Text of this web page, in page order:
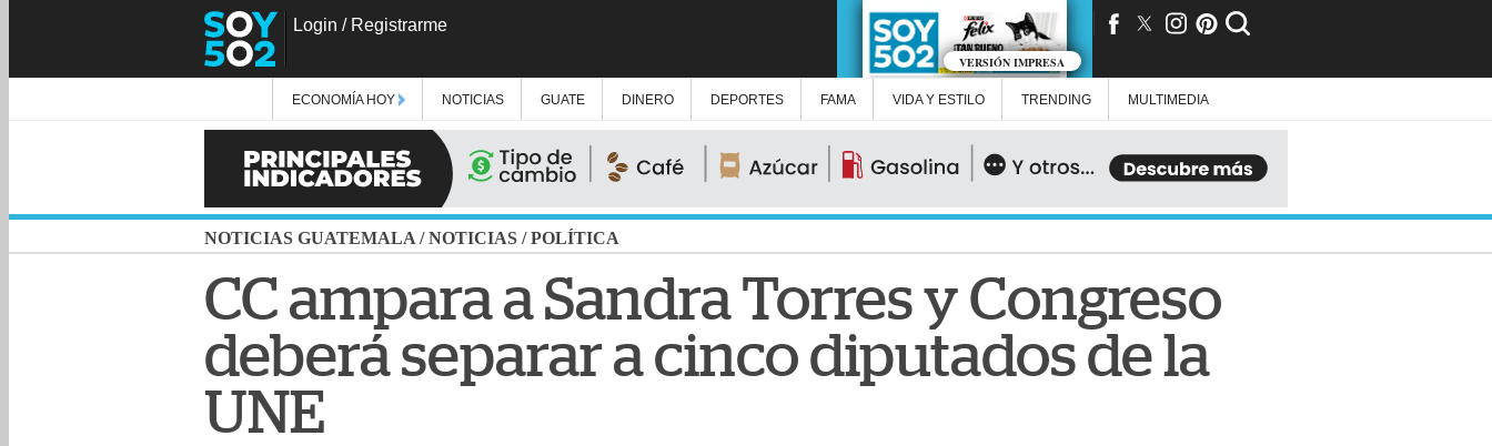
Login / Registrarme
VERSIÓN IMPRESA
ECONOMÍA HOY NOTICIAS GUATE DINERO DEPORTES FAMA VIDA Y ESTILO TRENDING MULTIMEDIA
NOTICIAS GUATEMALA /NOTICIAS /POLÍTICA
CC ampara a Sandra Torres y Congreso
deberá separar a cinco diputados de la
UNE